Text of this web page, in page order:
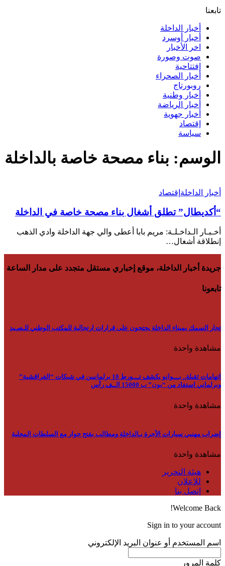
تابعنا
أخبار الداخلة
أخبار أوسرد
اخر الأخبار
صوت وصورة
إفتتاحية
أخبار الصحراء
روبورتاج
أخبار وطنية
أخبار الرياضة
أخبار جهوية
إقتصاد
سياسة
الوسم: بناء مصحة خاصة بالداخلة
أخبار الداخلة إقتصاد
“أكديطال” تطلق أشغال بناء مصحة خاصة في الداخلة
أخـبـار الـداخـلـة: مريم بابا أعطى والي جهة الداخلة وادي الذهب
إنطلاقة أشغال…
جريدة أخبار الداخلة، موقع إخباري مستقل متجدد على مدار الساعة
تابعونا
تجار السمك بميناء الداخلة يحتجون على قرارات ارتجالية للمكتب الوطني للـصـيد
مشاهدة واحدة
اتهامات ثقيلة.. بـــوانو يكشف تـــورط 10 برلمانيين في شبكات “الفراقشية”
وبرلماني استفاد من “بون” ب 15000 الــف رأس
مشاهدة واحدة
إضراب مهنيي سيارات الأجرة بـالداخلة ومطالب بفتح حوار مع السلطات المحلية
مشاهدة واحدة
هيئة التحرير
للإعلان
إتصل بنا
Welcome Back!
Sign in to your account
اسم المستخدم أو عنوان البريد الإلكتروني
كلمة المرور